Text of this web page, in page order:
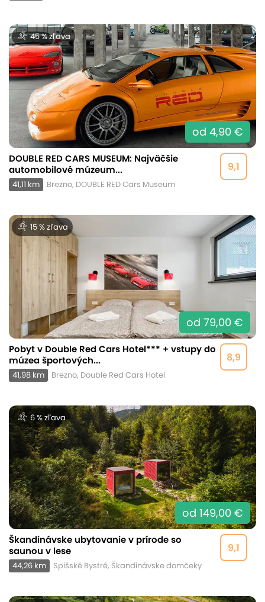
45 % zľava
od 4,90 €
9,1
DOUBLE RED CARS MUSEUM: Najväčšie
automobilové múzeum...
41,11 km Brezno, DOUBLE RED Cars Museum
15 % zľava
od 79,00 €
8,9
Pobyt v Double Red Cars Hotel*** + vstupy do
múzea športových...
41,98 km Brezno, Double Red Cars Hotel
6 % zľava
od 149,00 €
9,1
Škandinávske ubytovanie v prírode so
saunou v lese
44,26 km Spišské Bystré, Škandinávske domčeky